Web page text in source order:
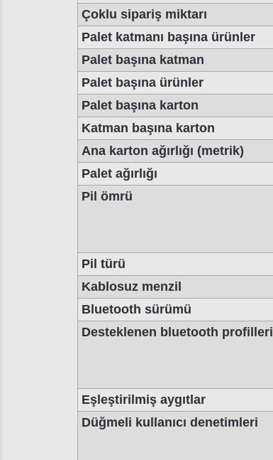
Çoklu sipariş miktarı
Palet katmanı başına ürünler
Palet başına katman
Palet başına ürünler
Palet başına karton
Katman başına karton
Ana karton ağırlığı (metrik)
Palet ağırlığı
Pil ömrü
Pil türü
Kablosuz menzil
Bluetooth sürümü
Desteklenen bluetooth profilleri
Eşleştirilmiş aygıtlar
Düğmeli kullanıcı denetimleri